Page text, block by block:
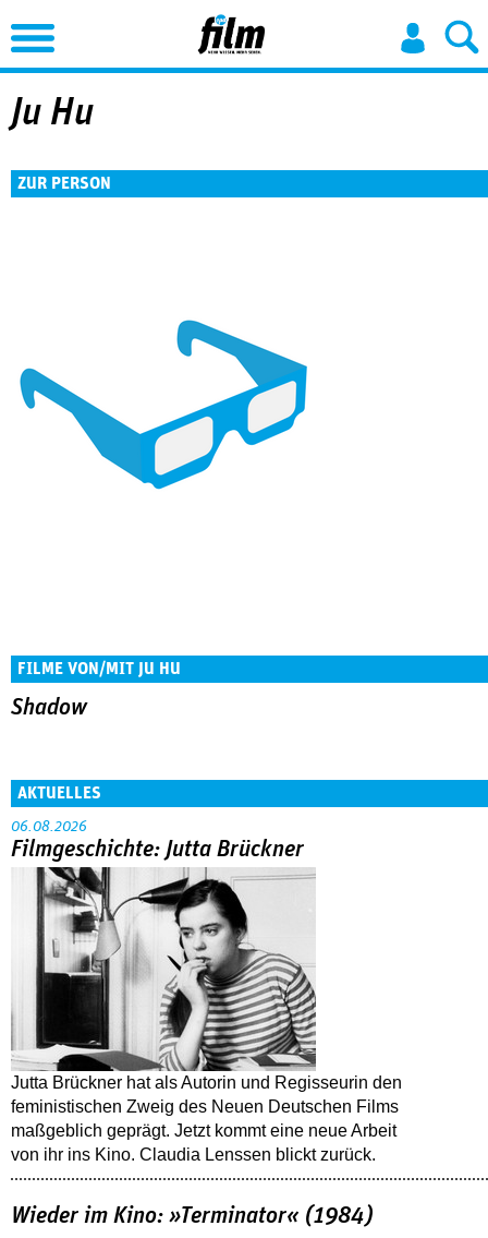
Jump to Navigation
Ju Hu
ZUR PERSON
FILME VON/MIT JU HU
Shadow
AKTUELLES
06.08.2026
Filmgeschichte: Jutta Brückner
Jutta Brückner hat als Autorin und Regisseurin den
feministischen Zweig des Neuen Deutschen Films
maßgeblich geprägt. Jetzt kommt eine neue Arbeit
von ihr ins Kino. Claudia Lenssen blickt zurück.
Wieder im Kino: »Terminator« (1984)